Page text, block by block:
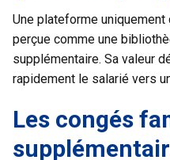
Une plateforme uniquement
perçue comme une
supplémentaire. Sa valeur
rapidement le salarié vers
Les congés